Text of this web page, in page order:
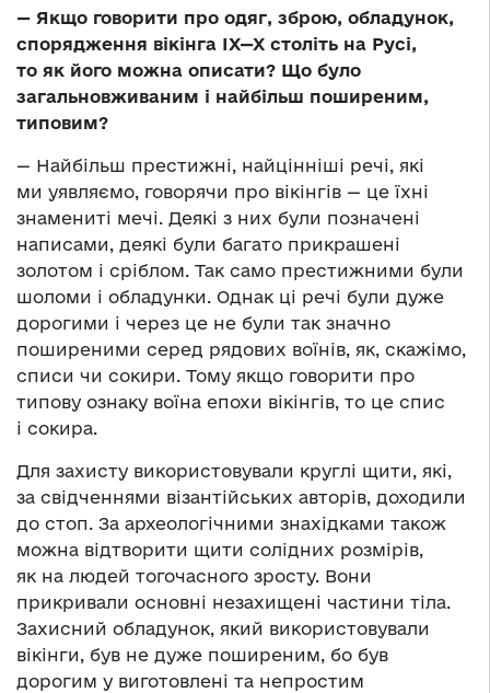
— Якщо говорити про одяг, зброю, обладунок,
спорядження вікінга ІХ—Х століть на Русі,
то як його можна описати? Що було
загальновживаним і найбільш поширеним,
типовим?
— Найбільш престижні, найцінніші речі, які
ми уявляємо, говорячи про вікінгів — це їхні
знамениті мечі. Деякі з них були позначені
написами, деякі були багато прикрашені
золотом і сріблом. Так само престижними були
шоломи і обладунки. Однак ці речі були дуже
дорогими і через це не були так значно
поширеними серед рядових воїнів, як, скажімо,
списи чи сокири. Тому якщо говорити про
типову ознаку воїна епохи вікінгів, то це спис
і сокира.
Для захисту використовували круглі щити, які,
за свідченнями візантійських авторів, доходили
до стоп. За археологічними знахідками також
можна відтворити щити солідних розмірів,
як на людей тогочасного зросту. Вони
прикривали основні незахищені частини тіла.
Захисний обладунок, який використовували
вікінги, був не дуже поширеним, бо був
дорогим у виготовлені та непростим